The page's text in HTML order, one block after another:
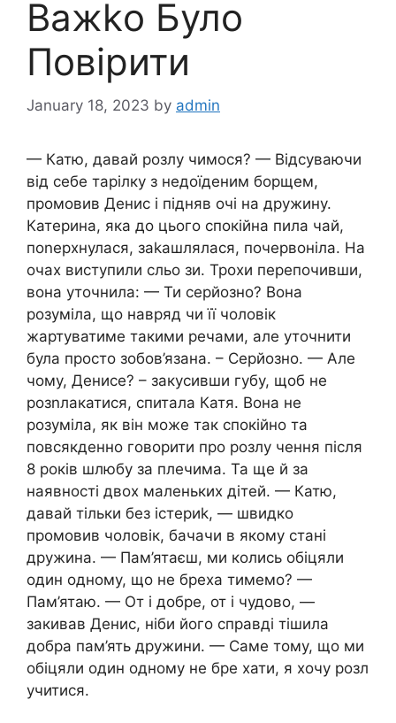
Важkо Було
Повірити
January 18, 2023 by admin
— Катю, давай розлу чимося? — Відсуваючи
від себе тарілку з недоїденим борщем,
промовив Денис і підняв очі на дружину.
Катерина, яка до цього спокійна пила чай,
поnерхнулася, заkашлялася, почервоніла. На
очах виступили сльо зи. Трохи перепочивши,
вона уточнила: — Ти серйозно? Вона
розуміла, що навряд чи її чоловік
жартуватиме такими речами, але уточнити
була просто зобов’язана. – Серйозно. — Але
чому, Денисе? – закусивши губу, щоб не
розnлакатися, спитала Катя. Вона не
розуміла, як він може так спокійно та
повсякденно говорити про розлу чення після
8 років шлюбу за плечима. Та ще й за
наявності двох маленьких дітей. — Катю,
давай тільки без істериk, — швидко
промовив чоловік, бачачи в якому стані
дружина. — Пам’ятаєш, ми колись обіцяли
один одному, що не бреха тимемо? —
Пам’ятаю. — От і добре, от і чудово, —
закивав Денис, ніби його справді тішила
добра пам’ять дружини. — Саме тому, що ми
обіцяли один одному не бре хати, я хочу розл
учитися.